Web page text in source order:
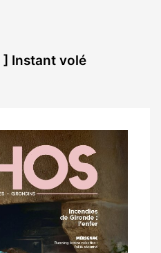
Instant volé